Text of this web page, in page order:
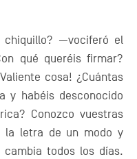
chiquillo? —vociferó el
qué queréis firmar?
cosa! ¿Cuántas
y habéis desconocido
Conozco vuestras
la letra de un modo y
todos los días.